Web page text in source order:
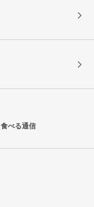
食べる通信